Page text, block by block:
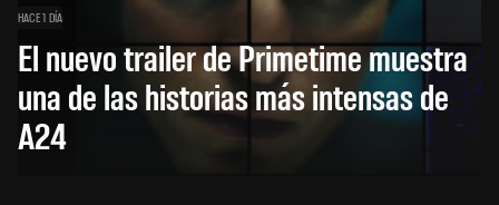
HACE 1 DÍA
El nuevo trailer de Primetime muestra
una de las historias más intensas de
A24